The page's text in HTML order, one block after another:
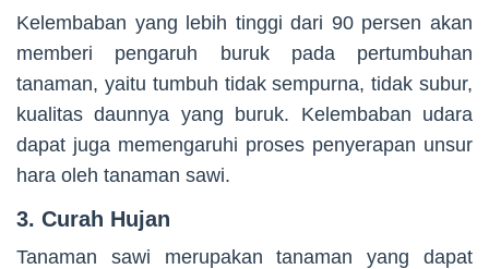
Kelembaban yang lebih tinggi dari 90 persen akan
memberi pengaruh buruk pada pertumbuhan
tanaman, yaitu tumbuh tidak sempurna, tidak subur,
kualitas daunnya yang buruk. Kelembaban udara
dapat juga memengaruhi proses penyerapan unsur
hara oleh tanaman sawi.
3. Curah Hujan
Tanaman sawi merupakan tanaman yang dapat